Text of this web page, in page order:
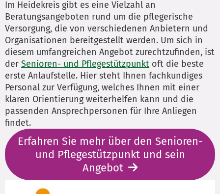
Im Heidekreis gibt es eine Vielzahl an
Beratungsangeboten rund um die pflegerische
Versorgung, die von verschiedenen Anbietern und
Organisationen bereitgestellt werden. Um sich in
diesem umfangreichen Angebot zurechtzufinden, ist
der Senioren- und Pflegestützpunkt oft die beste
erste Anlaufstelle. Hier steht Ihnen fachkundiges
Personal zur Verfügung, welches Ihnen mit einer
klaren Orientierung weiterhelfen kann und die
passenden Ansprechpersonen für Ihre Anliegen
findet.
Erfahren Sie mehr über den Senioren-
und Pflegestützpunkt und sein
Angebot